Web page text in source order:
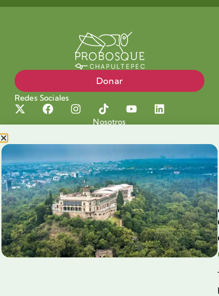
Donar
Redes Sociales
Nosotros
Nuestra Causa
Productos con Causa
Blog
Voluntariado Chapultepec
Aliados
Legales
Prensa